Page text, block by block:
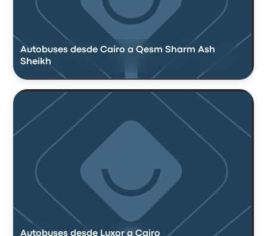
Autobuses desde Cairo a Qesm Sharm Ash
Sheikh
Autobuses desde Luxor a Cairo